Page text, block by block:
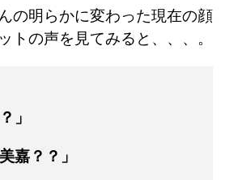
の明らかに変わった現在の顔
トの声を見てみると、、、。
」
嘉？？」